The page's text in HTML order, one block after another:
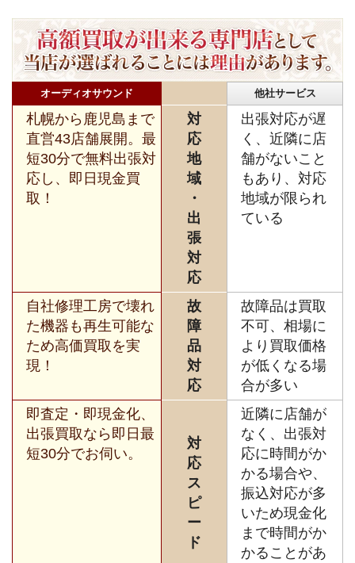
オーディオサウンド 他社サービス
札幌から鹿児島まで
直営43店舗展開。最
短30分で無料出張対
応し、即日現金買
取！
対
応
地
域
・
出
張
対
応
出張対応が遅
く、近隣に店
舗がないこと
もあり、対応
地域が限られ
ている
自社修理工房で壊れ
た機器も再生可能な
ため高価買取を実
現！
故
障
品
対
応
故障品は買取
不可、相場に
より買取価格
が低くなる場
合が多い
即査定・即現金化、
出張買取なら即日最
短30分でお伺い。
対
応
ス
ピ
ー
ド
近隣に店舗が
なく、出張対
応に時間がか
かる場合や、
振込対応が多
いため現金化
まで時間がか
かることがあ